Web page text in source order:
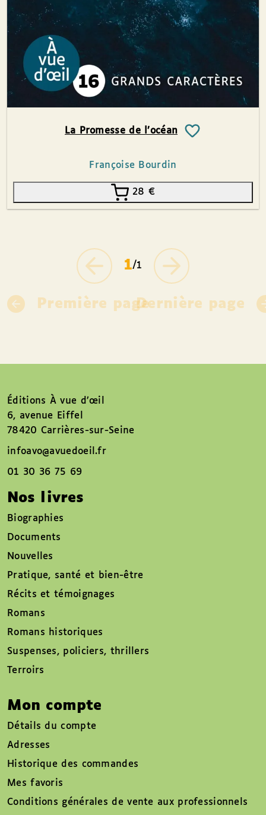
La Promesse de l’océan
Françoise Bourdin
28 €
Première page
1/1
Dernière page
Éditions À vue d’œil
6, avenue Eiffel
78420 Carrières-sur-Seine
infoavo@avuedoeil.fr
01 30 36 75 69
Nos livres
Biographies
Documents
Nouvelles
Pratique, santé et bien-être
Récits et témoignages
Romans
Romans historiques
Suspenses, policiers, thrillers
Terroirs
Mon compte
Détails du compte
Adresses
Historique des commandes
Mes favoris
Conditions générales de vente aux professionnels